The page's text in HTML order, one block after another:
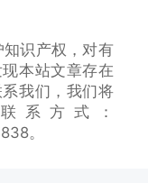
识产权，对有
本站文章存在
我们，我们将
系方式：
。